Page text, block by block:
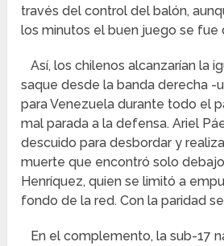
través del control del balón,
los minutos el buen juego se fue
Así, los chilenos alcanzarían la
saque desde la banda derecha -
para Venezuela durante todo el
mal parada a la defensa. Ariel
descuido para desbordar y
muerte que encontró solo
Henríquez, quien se limitó a
fondo de la red. Con la paridad
En el complemento, la sub-17